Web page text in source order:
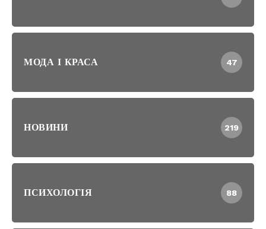
МОДА І КРАСА 47
НОВИНИ 219
ПСИХОЛОГІЯ 88